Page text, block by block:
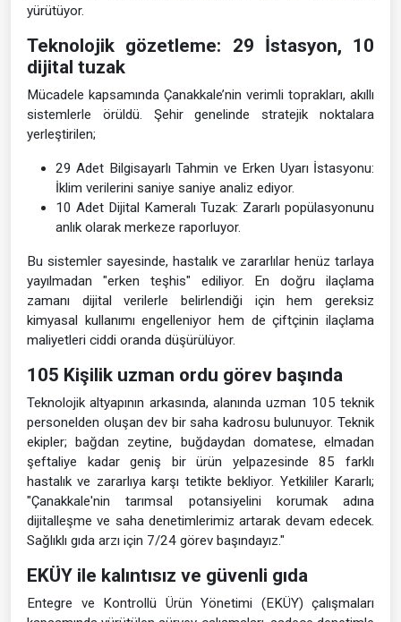
yürütüyor.
Teknolojik gözetleme: 29 İstasyon, 10
dijital tuzak
Mücadele kapsamında Çanakkale’nin verimli toprakları, akıllı
sistemlerle örüldü. Şehir genelinde stratejik noktalara
yerleştirilen;
29 Adet Bilgisayarlı Tahmin ve Erken Uyarı İstasyonu:
İklim verilerini saniye saniye analiz ediyor.
10 Adet Dijital Kameralı Tuzak: Zararlı popülasyonunu
anlık olarak merkeze raporluyor.
Bu sistemler sayesinde, hastalık ve zararlılar henüz tarlaya
yayılmadan "erken teşhis" ediliyor. En doğru ilaçlama
zamanı dijital verilerle belirlendiği için hem gereksiz
kimyasal kullanımı engelleniyor hem de çiftçinin ilaçlama
maliyetleri ciddi oranda düşürülüyor.
105 Kişilik uzman ordu görev başında
Teknolojik altyapının arkasında, alanında uzman 105 teknik
personelden oluşan dev bir saha kadrosu bulunuyor. Teknik
ekipler; bağdan zeytine, buğdaydan domatese, elmadan
şeftaliye kadar geniş bir ürün yelpazesinde 85 farklı
hastalık ve zararlıya karşı tetikte bekliyor. Yetkililer Kararlı;
"Çanakkale'nin tarımsal potansiyelini korumak adına
dijitalleşme ve saha denetimlerimiz artarak devam edecek.
Sağlıklı gıda arzı için 7/24 görev başındayız."
EKÜY ile kalıntısız ve güvenli gıda
Entegre ve Kontrollü Ürün Yönetimi (EKÜY) çalışmaları